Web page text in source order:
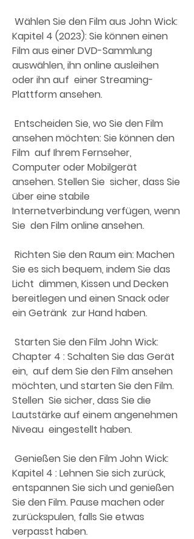
Kapitel 4 (2023): Sie können einen
Film aus einer DVD-Sammlung
auswählen, ihn online ausleihen
oder ihn auf  einer Streaming-
Plattform ansehen.
ansehen möchten: Sie können den
Film  auf Ihrem Fernseher,
Computer oder Mobilgerät
ansehen. Stellen Sie  sicher, dass Sie
über eine stabile
Internetverbindung verfügen, wenn
Sie  den Film online ansehen.
Sie es sich bequem, indem Sie das
Licht  dimmen, Kissen und Decken
bereitlegen und einen Snack oder
ein Getränk  zur Hand haben.
Chapter 4 : Schalten Sie das Gerät
ein,  auf dem Sie den Film ansehen
möchten, und starten Sie den Film.
Stellen  Sie sicher, dass Sie die
Lautstärke auf einem angenehmen
Niveau  eingestellt haben.
Kapitel 4 : Lehnen Sie sich zurück,
entspannen Sie sich und genießen
Sie den Film. Pause machen oder
zurückspulen, falls Sie etwas
verpasst haben.